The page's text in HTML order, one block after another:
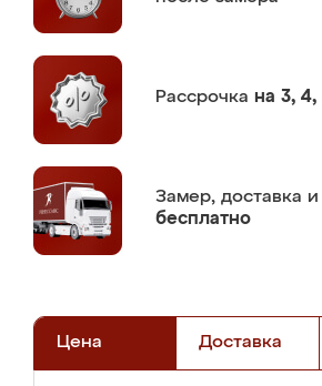
Рассрочка на 3,
Замер, доставка
бесплатно
Цена Доставка